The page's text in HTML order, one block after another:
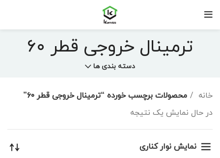
ترمینال خروجی قطر ۶۰
دسته بندی ها
خانه
محصولات برچسب خورده “ترمینال خروجی قطر ۶۰”
در حال نمایش یک نتیجه
نمایش نوار کناری